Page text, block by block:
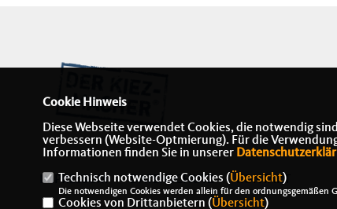
IMPRESSUM DATENSCHUTZ KONTAKT
Cookie Hinweis
Diese Webseite verwendet Cookies, die notwendig
verbessern (Website-Optmierung). Für die
Informationen finden Sie in unserer
Technisch notwendige Cookies (Übersicht)
Die notwendigen Cookies werden allein für den ordnungsgemäßen
Cookies von Drittanbietern (Übersicht)